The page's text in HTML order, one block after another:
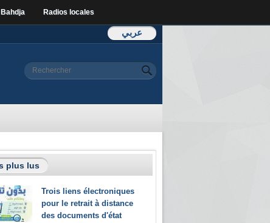
Bahdja Radios locales
عربي
Formulaire de
Rechercher
plus lus
Trois liens électroniques
pour le retrait à distance
des documents d'état